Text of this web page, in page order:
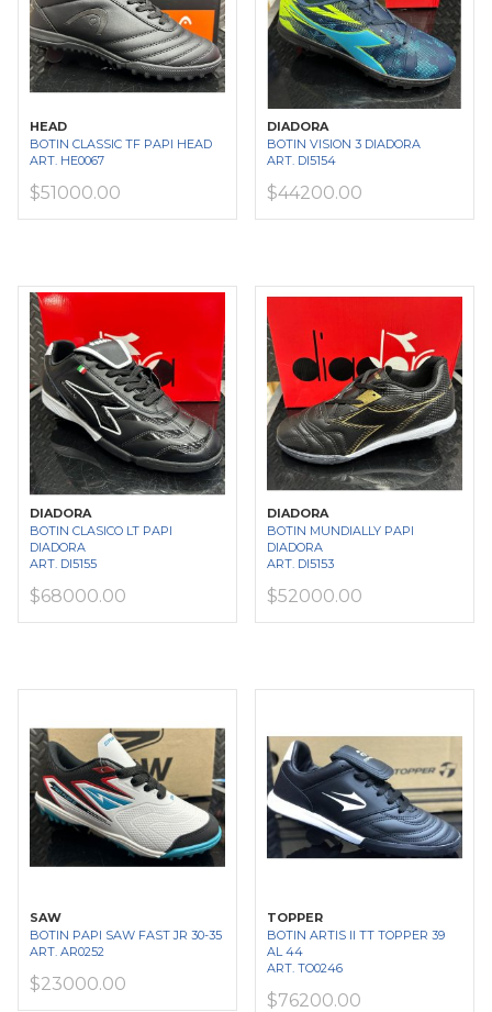
HEAD
BOTIN CLASSIC TF PAPI HEAD
ART. HE0067
$51000.00
DIADORA
BOTIN VISION 3 DIADORA
ART. DI5154
$44200.00
DIADORA
BOTIN CLASICO LT PAPI
DIADORA
ART. DI5155
$68000.00
DIADORA
BOTIN MUNDIALLY PAPI
DIADORA
ART. DI5153
$52000.00
SAW
BOTIN PAPI SAW FAST JR 30-35
ART. AR0252
$23000.00
TOPPER
BOTIN ARTIS II TT TOPPER 39
AL 44
ART. TO0246
$76200.00